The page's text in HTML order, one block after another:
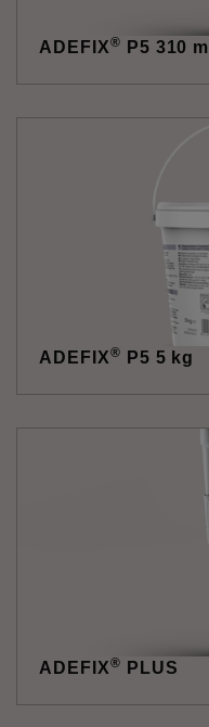
ADEFIX® P5 310 ml
ADEFIX® P5 5 kg
ADEFIX® PLUS